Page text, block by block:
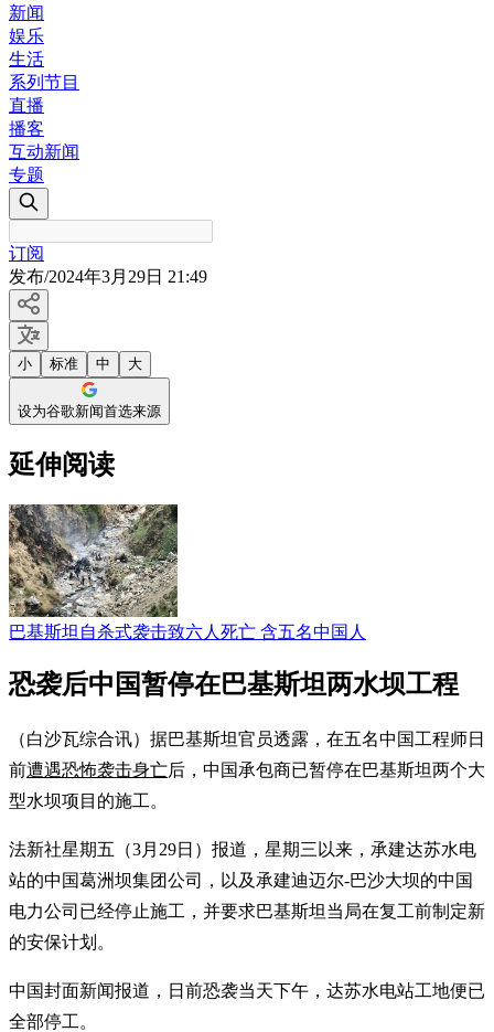
新闻
娱乐
生活
系列节目
直播
播客
互动新闻
专题
订阅
发布/2024年3月29日 21:49
小 标准 中 大
设为谷歌新闻首选来源
延伸阅读
巴基斯坦自杀式袭击致六人死亡 含五名中国人
恐袭后中国暂停在巴基斯坦两水坝工程
（白沙瓦综合讯）据巴基斯坦官员透露，在五名中国工程师日
前遭遇恐怖袭击身亡后，中国承包商已暂停在巴基斯坦两个大
型水坝项目的施工。
法新社星期五（3月29日）报道，星期三以来，承建达苏水电
站的中国葛洲坝集团公司，以及承建迪迈尔-巴沙大坝的中国
电力公司已经停止施工，并要求巴基斯坦当局在复工前制定新
的安保计划。
中国封面新闻报道，日前恐袭当天下午，达苏水电站工地便已
全部停工。